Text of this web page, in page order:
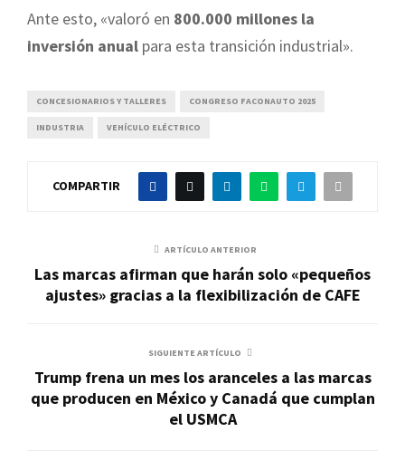
Ante esto, «valoró en 800.000 millones la
inversión anual para esta transición industrial».
CONCESIONARIOS Y TALLERES CONGRESO FACONAUTO 2025
INDUSTRIA VEHÍCULO ELÉCTRICO
COMPARTIR
ARTÍCULO ANTERIOR
Las marcas afirman que harán solo «pequeños
ajustes» gracias a la flexibilización de CAFE
SIGUIENTE ARTÍCULO
Trump frena un mes los aranceles a las marcas
que producen en México y Canadá que cumplan
el USMCA